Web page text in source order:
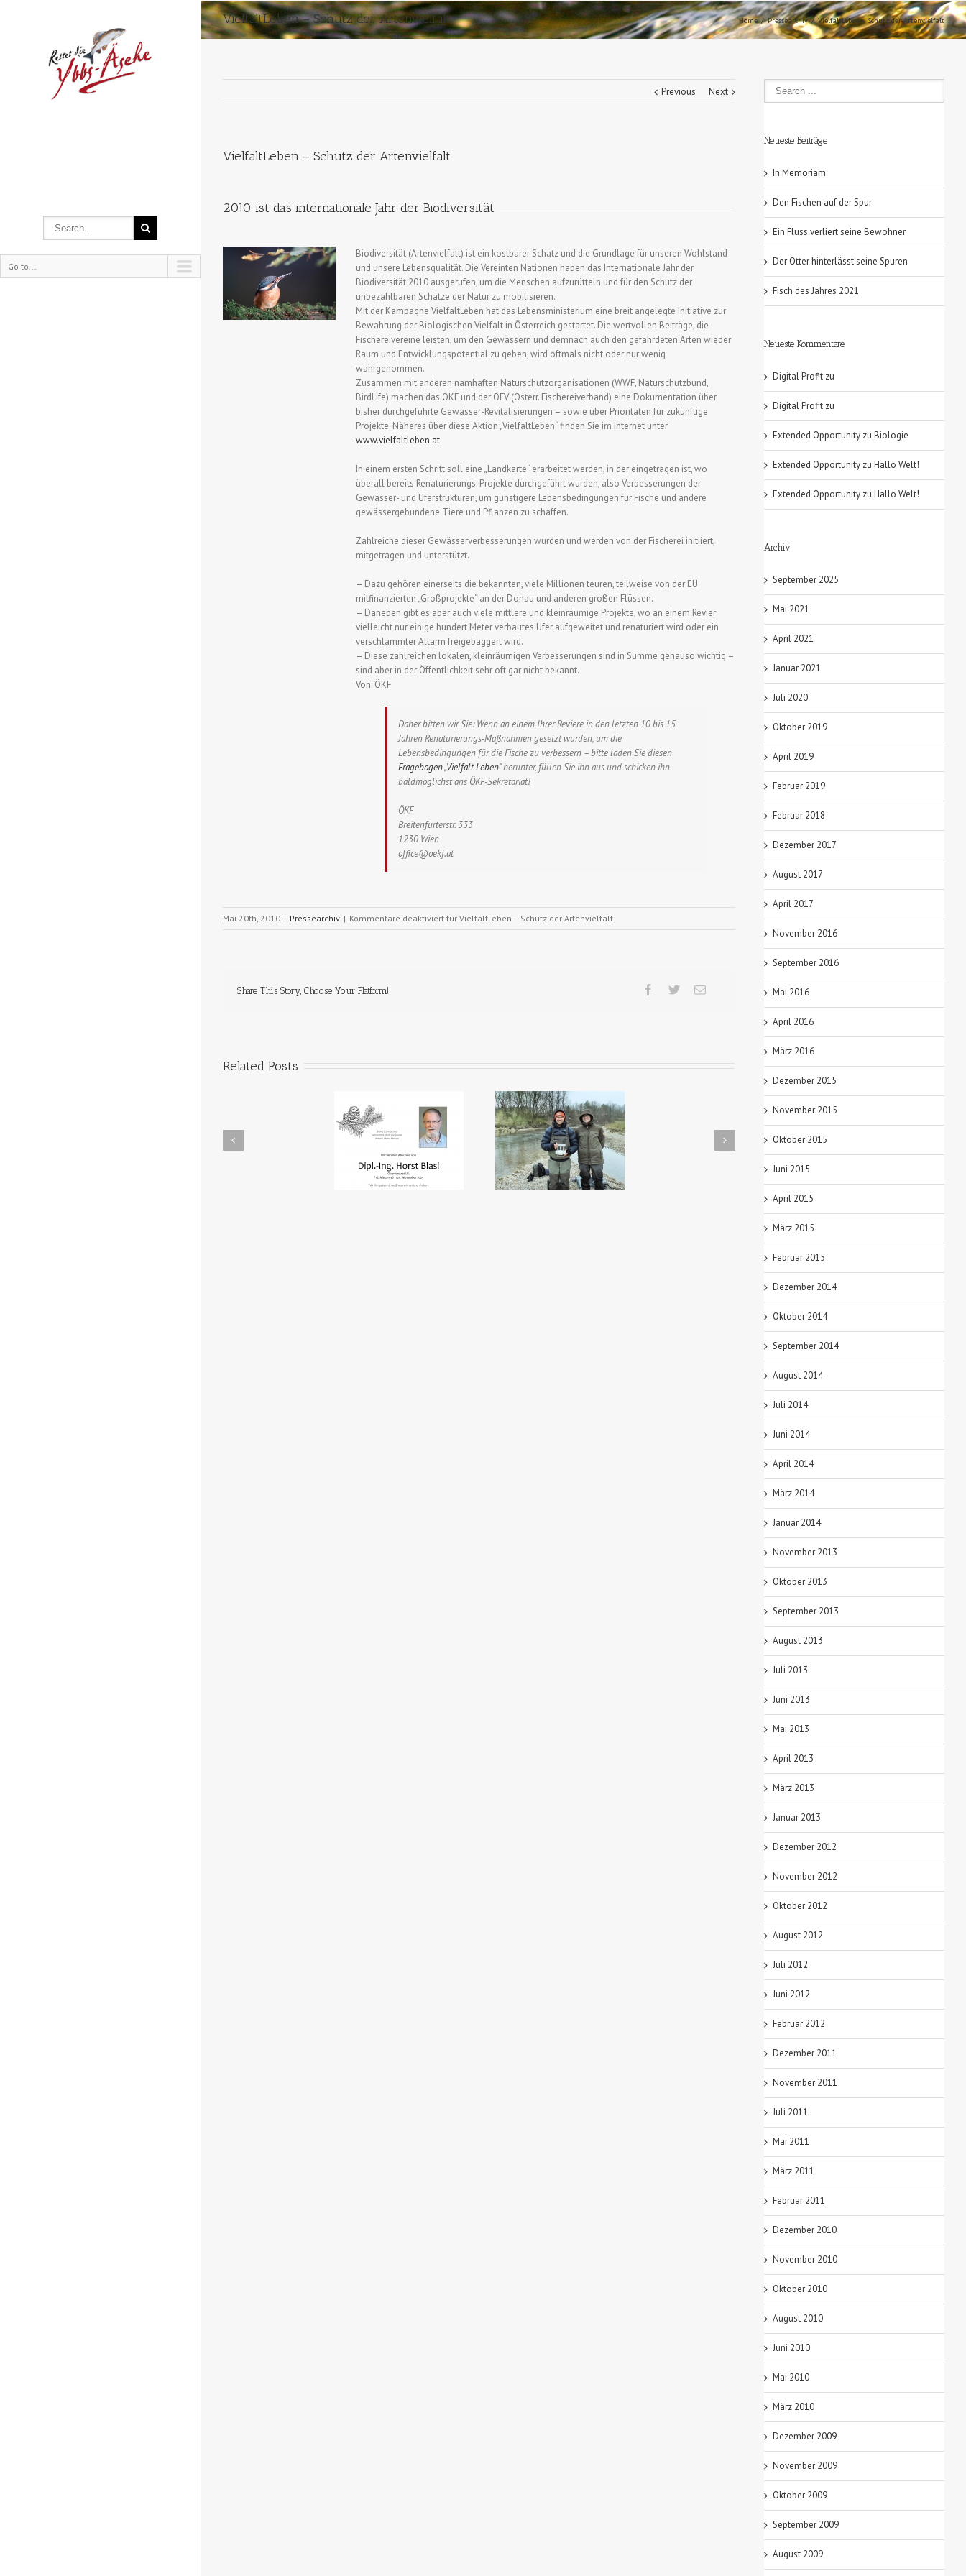
Go to...
VielfaltLeben – Schutz der Artenvielfalt Home Pressearchiv VielfaltLeben – Schutz der Artenvielfalt
Previous Next
VielfaltLeben – Schutz der Artenvielfalt
2010 ist das internationale Jahr der Biodiversität
Biodiversität (Artenvielfalt) ist ein kostbarer Schatz und die Grundlage für unseren Wohlstand
und unsere Lebensqualität. Die Vereinten Nationen haben das Internationale Jahr der
Biodiversität 2010 ausgerufen, um die Menschen aufzurütteln und für den Schutz der
unbezahlbaren Schätze der Natur zu mobilisieren.
Mit der Kampagne VielfaltLeben hat das Lebensministerium eine breit angelegte Initiative zur
Bewahrung der Biologischen Vielfalt in Österreich gestartet. Die wertvollen Beiträge, die
Fischereivereine leisten, um den Gewässern und demnach auch den gefährdeten Arten wieder
Raum und Entwicklungspotential zu geben, wird oftmals nicht oder nur wenig
wahrgenommen.
Zusammen mit anderen namhaften Naturschutzorganisationen (WWF, Naturschutzbund,
BirdLife) machen das ÖKF und der ÖFV (Österr. Fischereiverband) eine Dokumentation über
bisher durchgeführte Gewässer-Revitalisierungen – sowie über Prioritäten für zukünftige
Projekte. Näheres über diese Aktion „VielfaltLeben“ finden Sie im Internet unter
www.vielfaltleben.at
In einem ersten Schritt soll eine „Landkarte“ erarbeitet werden, in der eingetragen ist, wo
überall bereits Renaturierungs-Projekte durchgeführt wurden, also Verbesserungen der
Gewässer- und Uferstrukturen, um günstigere Lebensbedingungen für Fische und andere
gewässergebundene Tiere und Pflanzen zu schaffen.
Zahlreiche dieser Gewässerverbesserungen wurden und werden von der Fischerei initiiert,
mitgetragen und unterstützt.
– Dazu gehören einerseits die bekannten, viele Millionen teuren, teilweise von der EU
mitfinanzierten „Großprojekte“ an der Donau und anderen großen Flüssen.
– Daneben gibt es aber auch viele mittlere und kleinräumige Projekte, wo an einem Revier
vielleicht nur einige hundert Meter verbautes Ufer aufgeweitet und renaturiert wird oder ein
verschlammter Altarm freigebaggert wird.
– Diese zahlreichen lokalen, kleinräumigen Verbesserungen sind in Summe genauso wichtig –
sind aber in der Öffentlichkeit sehr oft gar nicht bekannt.
Von: ÖKF
Daher bitten wir Sie: Wenn an einem Ihrer Reviere in den letzten 10 bis 15
Jahren Renaturierungs-Maßnahmen gesetzt wurden, um die
Lebensbedingungen für die Fische zu verbessern – bitte laden Sie diesen
Fragebogen „Vielfalt Leben“ herunter, füllen Sie ihn aus und schicken ihn
baldmöglichst ans ÖKF-Sekretariat!
ÖKF
Breitenfurterstr. 333
1230 Wien
office@oekf.at
Mai 20th, 2010 | Pressearchiv | Kommentare deaktiviert für VielfaltLeben – Schutz der Artenvielfalt
Share This Story, Choose Your Platform!
Related Posts
Den Fischen auf der Spur
Ein Fluss verliert seine
Der Otter hinterlässt seine
Neueste Beiträge
In Memoriam
Den Fischen auf der Spur
Ein Fluss verliert seine Bewohner
Der Otter hinterlässt seine Spuren
Fisch des Jahres 2021
Neueste Kommentare
Digital Profit zu
Digital Profit zu
Extended Opportunity zu Biologie
Extended Opportunity zu Hallo Welt!
Extended Opportunity zu Hallo Welt!
Archiv
September 2025
Mai 2021
April 2021
Januar 2021
Juli 2020
Oktober 2019
April 2019
Februar 2019
Februar 2018
Dezember 2017
August 2017
April 2017
November 2016
September 2016
Mai 2016
April 2016
März 2016
Dezember 2015
November 2015
Oktober 2015
Juni 2015
April 2015
März 2015
Februar 2015
Dezember 2014
Oktober 2014
September 2014
August 2014
Juli 2014
Juni 2014
April 2014
März 2014
Januar 2014
November 2013
Oktober 2013
September 2013
August 2013
Juli 2013
Juni 2013
Mai 2013
April 2013
März 2013
Januar 2013
Dezember 2012
November 2012
Oktober 2012
August 2012
Juli 2012
Juni 2012
Februar 2012
Dezember 2011
November 2011
Juli 2011
Mai 2011
März 2011
Februar 2011
Dezember 2010
November 2010
Oktober 2010
August 2010
Juni 2010
Mai 2010
März 2010
Dezember 2009
November 2009
Oktober 2009
September 2009
August 2009